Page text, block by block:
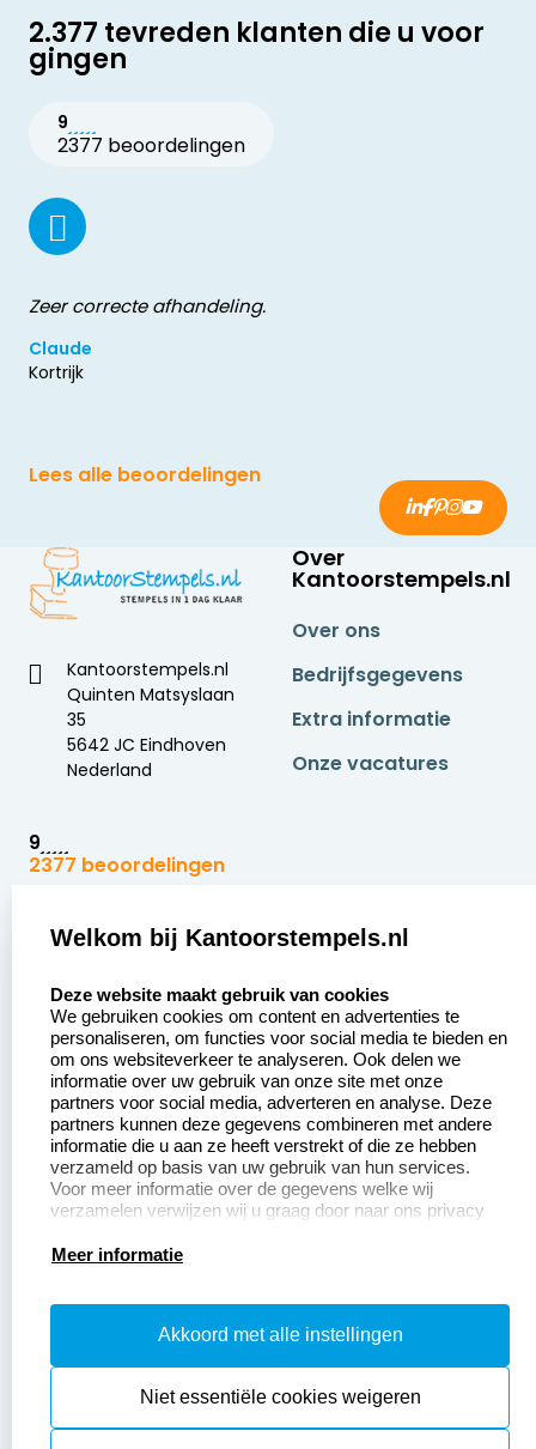
2.377 tevreden klanten die u voor
gingen
9
2377 beoordelingen
Zeer correcte afhandeling.
Claude
Kortrijk
Lees alle beoordelingen
Kantoorstempels.nl
Quinten Matsyslaan
35
5642 JC Eindhoven
Nederland
9
2377 beoordelingen
Over
Kantoorstempels.nl
Over ons
Bedrijfsgegevens
Extra informatie
Onze vacatures
Zakelijk:
Aanvraag op maat
Betaling &
Verzending
Wederverkoper
worden
Sale
Klantenservice:
Contact opnemen
Veel gestelde vragen
Retourneren
Herroepingsrecht
Productinformatie:
Instructiepagina
Safety Sheets
Sitemap
Welkom bij Kantoorstempels.nl
Deze website maakt gebruik van cookies
We gebruiken cookies om content en advertenties te
personaliseren, om functies voor social media te bieden en
om ons websiteverkeer te analyseren. Ook delen we
informatie over uw gebruik van onze site met onze
partners voor social media, adverteren en analyse. Deze
partners kunnen deze gegevens combineren met andere
informatie die u aan ze heeft verstrekt of die ze hebben
verzameld op basis van uw gebruik van hun services.
Voor meer informatie over de gegevens welke wij
verzamelen verwijzen wij u graag door naar ons privacy
Meer informatie
Akkoord met alle instellingen
Niet essentiële cookies weigeren